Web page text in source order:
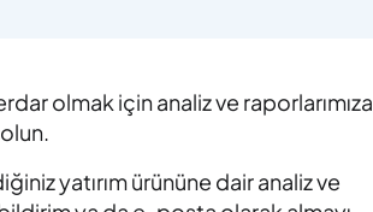
olmak için analiz ve raporlarımıza
yatırım ürününe dair analiz ve